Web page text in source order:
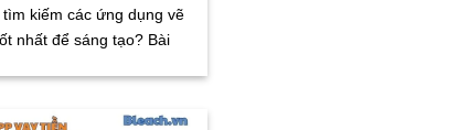
tìm kiếm các ứng dụng vẽ
nhất để sáng tạo? Bài